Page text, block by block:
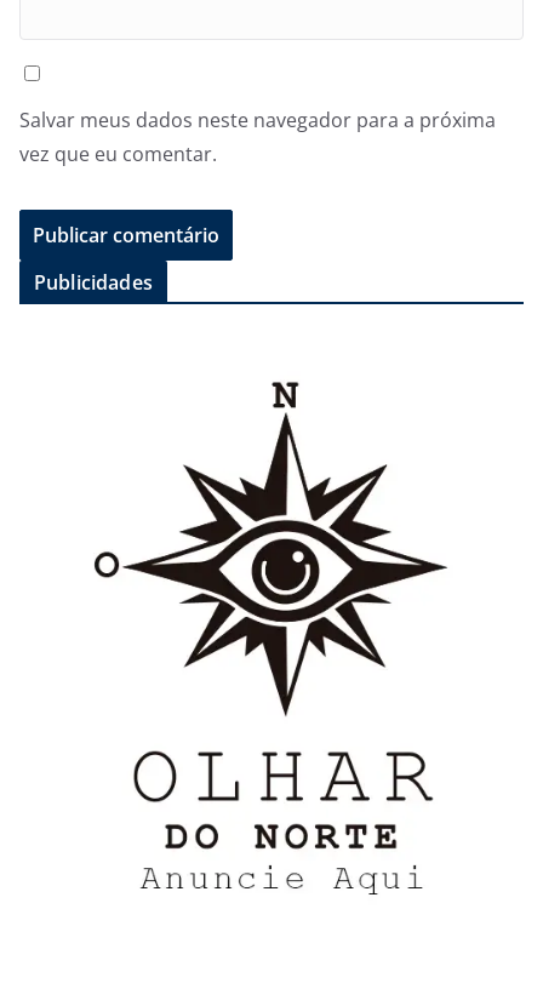
Salvar meus dados neste navegador para a próxima
vez que eu comentar.
Publicidades